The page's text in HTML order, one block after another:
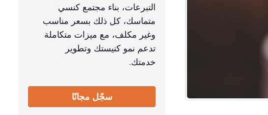
التبرعات، بناء مجتمع كنسي
متماسك، كل ذلك بسعر مناسب
وغير مكلف، مع ميزات متكاملة
تدعم نمو كنيستك وتطوير
خدمتك.
سجّل مجانًا